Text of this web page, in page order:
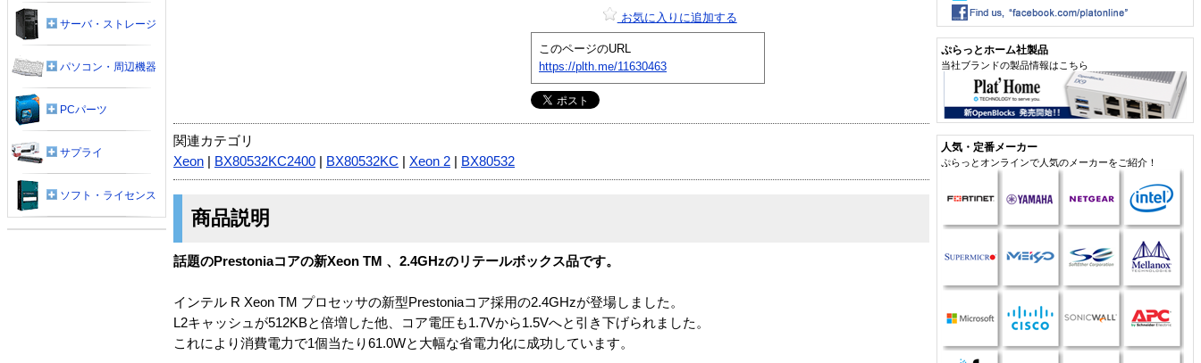
お気に入りに追加する
このページのURL
https://plth.me/11630463
関連カテゴリ
Xeon
BX80532KC2400 BX80532KC Xeon 2 BX80532
商品説明
話題のPrestoniaコアの新Xeon TM 、2.4GHzのリテールボックス品です。
インテル R Xeon TM プロセッサの新型Prestoniaコア採用の2.4GHzが登場しました。
L2キャッシュが512KBと倍増した他、コア電圧も1.7Vから1.5Vへと引き下げられました。
これにより消費電力で1個当たり61.0Wと大幅な省電力化に成功しています。
サーバ・ストレージ
パソコン・周辺機器
PCパーツ
サプライ
ソフト・ライセンス
ぷらっとホーム社製品
当社ブランドの製品情報はこちら
人気・定番メーカー
ぷらっとオンラインで人気のメーカーをご紹介！